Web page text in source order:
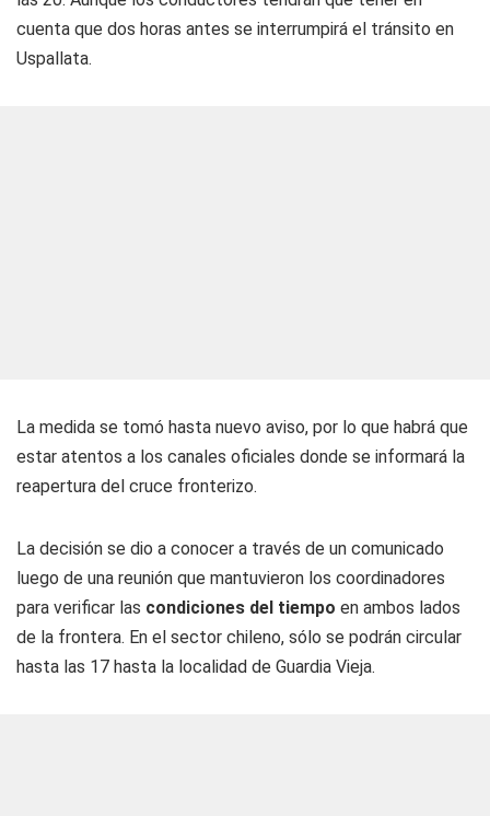
cuenta que dos horas antes se interrumpirá el tránsito en
Uspallata.
La medida se tomó hasta nuevo aviso, por lo que habrá que
estar atentos a los canales oficiales donde se informará la
reapertura del cruce fronterizo.
La decisión se dio a conocer a través de un comunicado
luego de una reunión que mantuvieron los coordinadores
para verificar las condiciones del tiempo en ambos lados
de la frontera. En el sector chileno, sólo se podrán circular
hasta las 17 hasta la localidad de Guardia Vieja.